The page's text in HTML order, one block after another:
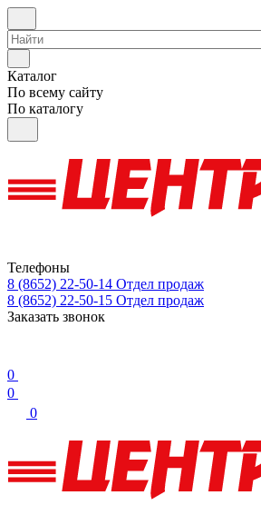
Каталог
По всему сайту
По каталогу
Телефоны
8 (8652) 22-50-14 Отдел продаж
8 (8652) 22-50-15 Отдел продаж
Заказать звонок
0
0
0